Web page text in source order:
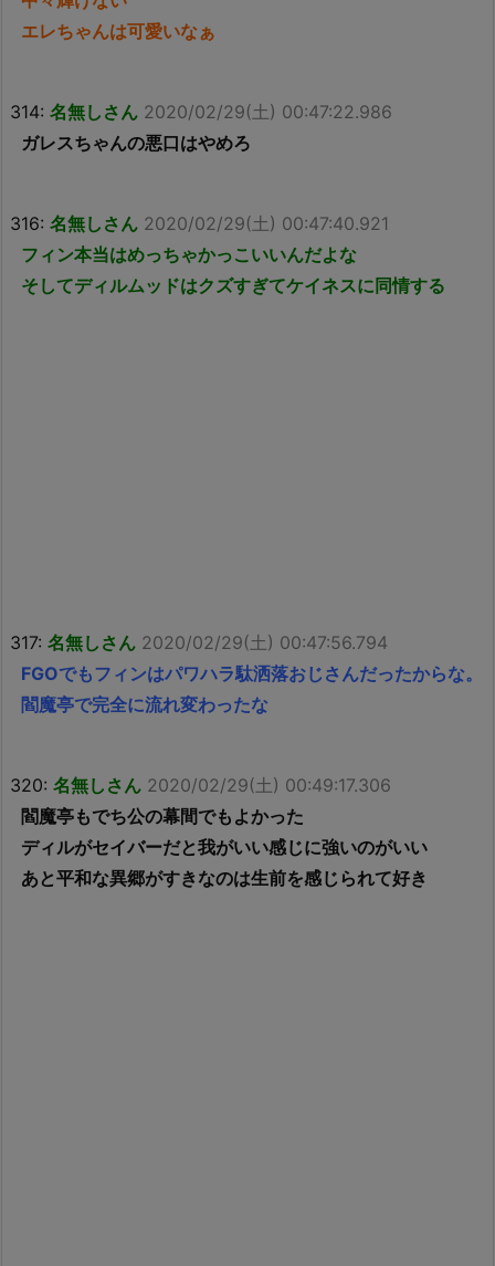
エレちゃんは可愛いなぁ
314: 名無しさん 2020/02/29(土) 00:47:22.986
ガレスちゃんの悪口はやめろ
316: 名無しさん 2020/02/29(土) 00:47:40.921
フィン本当はめっちゃかっこいいんだよな
そしてディルムッドはクズすぎてケイネスに同情する
317: 名無しさん 2020/02/29(土) 00:47:56.794
FGOでもフィンはパワハラ駄洒落おじさんだったからな。
閻魔亭で完全に流れ変わったな
320: 名無しさん 2020/02/29(土) 00:49:17.306
閻魔亭もでち公の幕間でもよかった
ディルがセイバーだと我がいい感じに強いのがいい
あと平和な異郷がすきなのは生前を感じられて好き